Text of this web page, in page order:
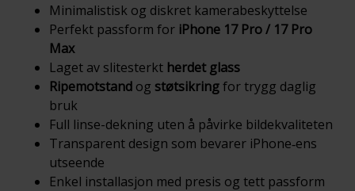
Minimalistisk og diskret kamerabeskyttelse
Perfekt passform for iPhone 17 Pro / 17 Pro
Max
Laget av slitesterkt herdet glass
Ripemotstand og støtsikringfor trygg daglig
bruk
Full linse-dekning uten å påvirke bildekvaliteten
Transparent design som bevarer iPhone‑ens
utseende
Enkel installasjon med presis og tett passform